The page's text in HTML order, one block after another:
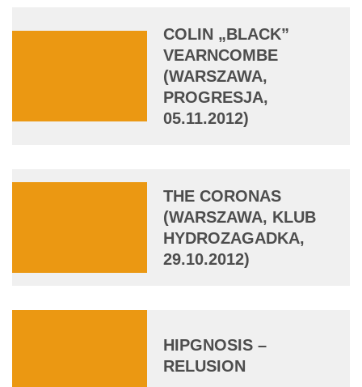
COLIN „BLACK”
VEARNCOMBE
(WARSZAWA,
PROGRESJA,
05.11.2012)
THE CORONAS
(WARSZAWA, KLUB
HYDROZAGADKA,
29.10.2012)
HIPGNOSIS –
RELUSION